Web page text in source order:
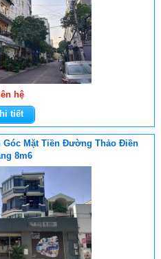
hệ
tiết
Góc Mặt Tiền Đường Thảo Điền
8m6